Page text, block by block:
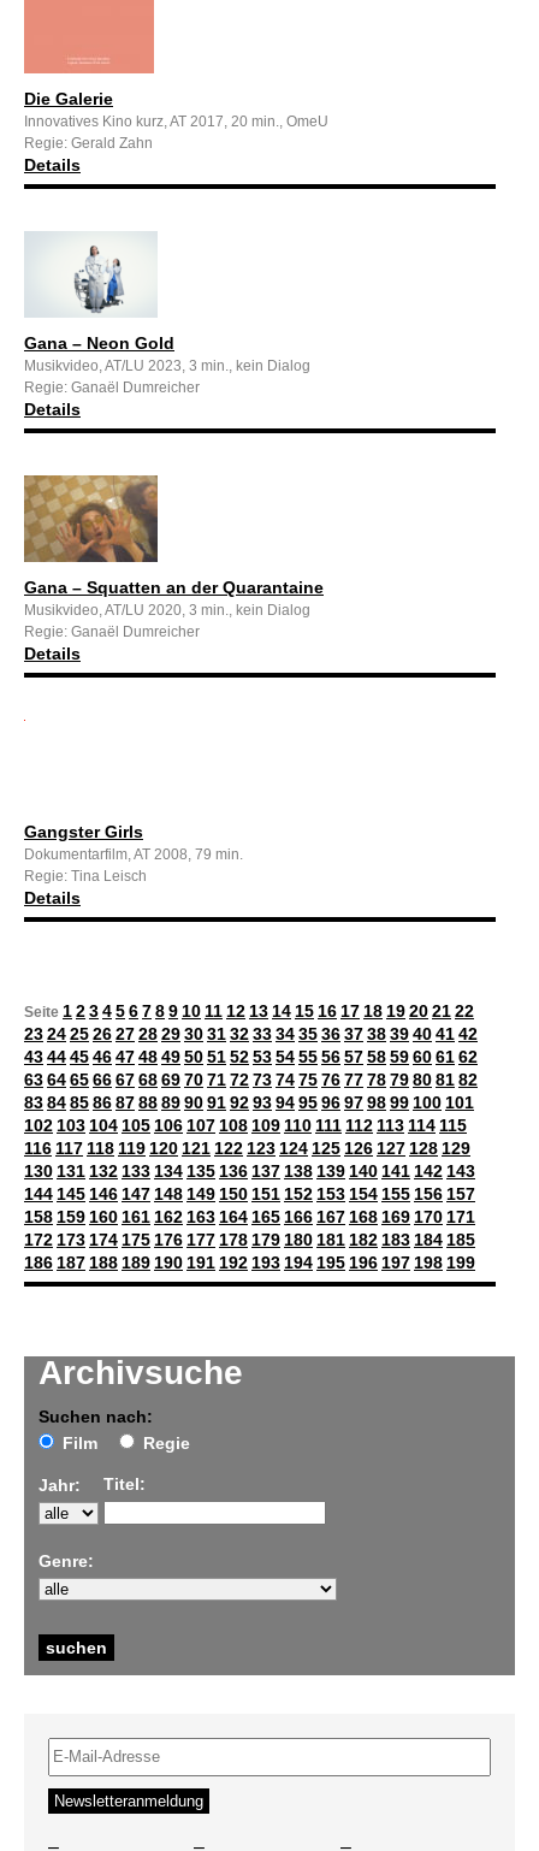
Archivsuche
Suchen nach:
Film
Regie
Jahr: Titel:
Genre:
Die Galerie
Innovatives Kino kurz, AT 2017, 20 min., OmeU
Regie: Gerald Zahn
Details
Gana – Neon Gold
Musikvideo, AT/LU 2023, 3 min., kein Dialog
Regie: Ganaël Dumreicher
Details
Gana – Squatten an der Quarantaine
Musikvideo, AT/LU 2020, 3 min., kein Dialog
Regie: Ganaël Dumreicher
Details
Gangster Girls
Dokumentarfilm, AT 2008, 79 min.
Regie: Tina Leisch
Details
Seite 123456789 10 11 12 13 14 15 16 17 18 19202122
2324252627282930313233343536373839404142
4344454647484950515253545556575859606162
6364656667686970717273747576777879808182
8384858687888990919293949596979899 100 101
102 103 104 105 106 107 108 109 110 111 112 113 114 115
116 117 118 119 120 121 122 123 124 125 126 127 128 129
130 131 132 133 134 135 136 137 138 139 140 141 142 143
144 145 146 147 148 149 150 151 152 153 154 155 156 157
158 159 160 161 162 163 164 165 166 167 168 169 170 171
172 173 174 175 176 177 178 179 180 181 182 183 184 185
186 187 188 189 190 191 192 193 194 195 196 197 198 199